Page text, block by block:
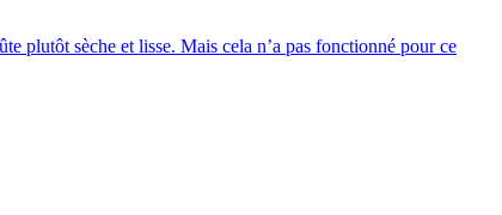
plutôt sèche et lisse. Mais cela n’a pas fonctionné pour ce